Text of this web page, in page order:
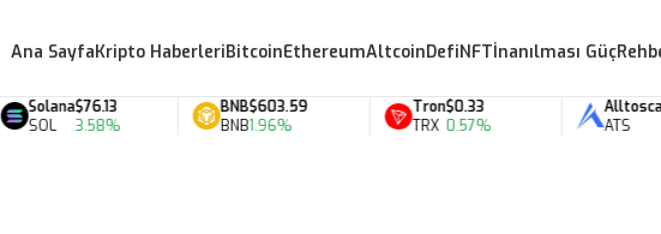
Ana SayfaKripto HaberleriBitcoinEthereumAltcoinDefiNFTİnanılması Güç
Solana
SOL
$76.13
3.58%
BNB
BNB
$603.59
1.96%
Tron
TRX
$0.33
0.57%
Alltoscan
ATS